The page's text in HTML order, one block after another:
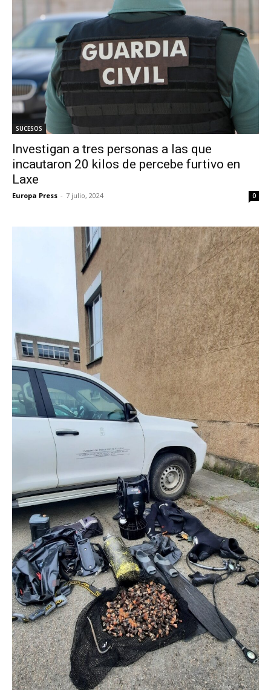
SUCESOS
Investigan a tres personas a las que
incautaron 20 kilos de percebe furtivo en
Laxe
Europa Press - 7 julio, 2024 0